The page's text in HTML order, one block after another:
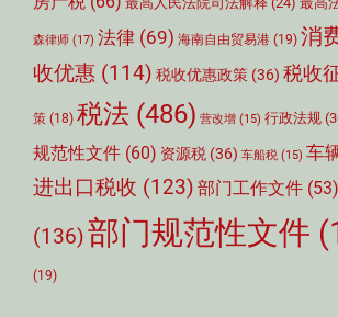
森律师 (17) 法律 (69) 海南自由贸易港 (19) 消
收优惠 (114) 税收优惠政策 (36) 税收
策 (18) 税法 (486) 营改增 (15) 行政法规
规范性文件 (60) 资源税 (36) 车船税 (15) 车
进出口税收 (123) 部门工作文件 (53)
(136)部门规范性文件
(19)